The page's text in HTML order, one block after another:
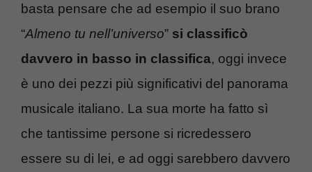
basta pensare che ad esempio il suo brano
“Almeno tu nell’universo” si classificò
davvero in basso in classifica, oggi invece
è uno dei pezzi più significativi del panorama
musicale italiano. La sua morte ha fatto sì
che tantissime persone si ricredessero
essere su di lei, e ad oggi sarebbero davvero